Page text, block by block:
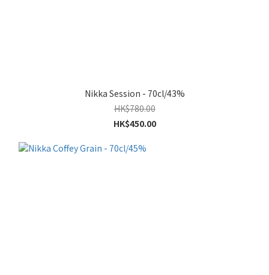
Nikka Session - 70cl/43%
HK$780.00
HK$450.00